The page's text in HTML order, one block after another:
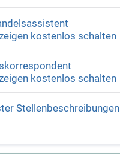
kostenlos schalten
kostenlos schalten
Stellenbeschreibungen